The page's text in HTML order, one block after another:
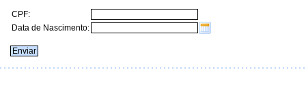
CPF:
Data de Nascimento: